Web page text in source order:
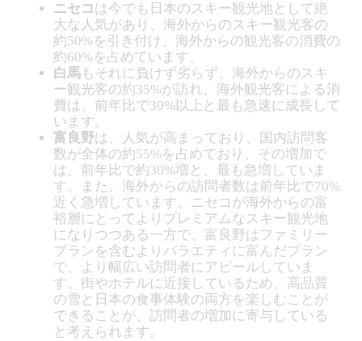
ニセコ は今でも日本のスキー観光地として絶
大な人気があり、海外からのスキー観光客の
約50%を引き付け、海外からの観光客の消費の
約60%を占めています。
白馬もそれに負けず劣らず、海外からのスキ
ー観光客の約35%が訪れ、海外観光客による消
費は、前年比で30%以上と最も急速に成長して
います。
富良野は、人気が高まっており、国内訪問客
数が全体の約55%を占めており、その増加で
は、前年比で約30%増と、最も急増していま
す。また、海外からの訪問者数は前年比で70%
近く急増しています。ニセコが海外からの富
裕層にとってよりプレミアムなスキー観光地
になりつつある一方で、富良野はファミリー
プランを含むよりバラエティに富んだプラン
で、より幅広い訪問者にアピールしていま
す。街やホテルに近接しているため、高品質
の雪と日本の食事体験の両方を楽しむことが
できることが、訪問者の増加に寄与している
と考えられます。